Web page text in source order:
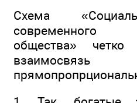
Схема
современного
общества» четко